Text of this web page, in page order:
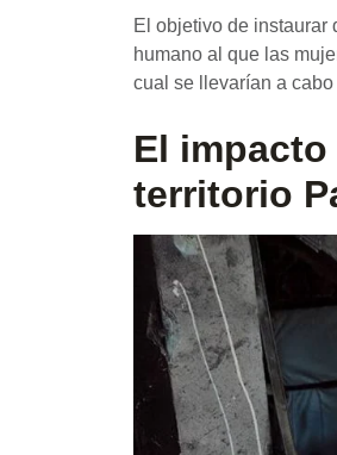
El objetivo de instaurar
humano al que las
cual se llevarían a
El
territorio